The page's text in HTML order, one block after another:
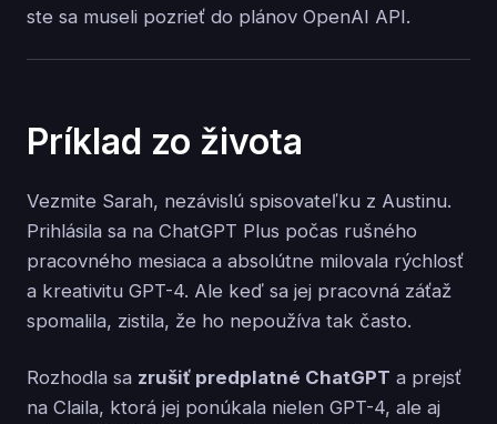
ste sa museli pozrieť do plánov OpenAI API.
Príklad zo života
Vezmite Sarah, nezávislú spisovateľku z Austinu.
Prihlásila sa na ChatGPT Plus počas rušného
pracovného mesiaca a absolútne milovala rýchlosť
a kreativitu GPT-4. Ale keď sa jej pracovná záťaž
spomalila, zistila, že ho nepoužíva tak často.
Rozhodla sa zrušiť predplatné ChatGPT a prejsť
na Claila, ktorá jej ponúkala nielen GPT-4, ale aj